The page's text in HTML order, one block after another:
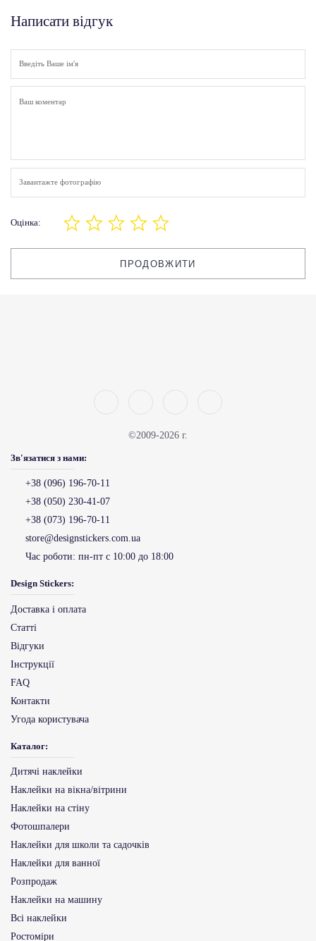
Написати відгук
Завантажте фотографію
Оцінка:
ПРОДОВЖИТИ
©2009-2026 г.
Зв'язатися з нами:
+38 (096) 196-70-11
+38 (050) 230-41-07
+38 (073) 196-70-11
store@designstickers.com.ua
Час роботи: пн-пт с 10:00 до 18:00
Design Stickers:
Доставка і оплата
Статті
Відгуки
Інструкції
FAQ
Контакти
Угода користувача
Каталог:
Дитячі наклейки
Наклейки на вікна/вітрини
Наклейки на стіну
Фотошпалери
Наклейки для школи та садочків
Наклейки для ванної
Розпродаж
Наклейки на машину
Всі наклейки
Ростоміри